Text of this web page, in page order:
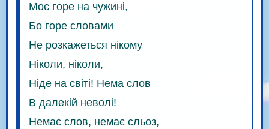
Моє горе на чужині,
Бо горе словами
Не розкажеться нікому
Ніколи, ніколи,
Ніде на світі! Нема слов
В далекій неволі!
Немає слов, немає сльоз,